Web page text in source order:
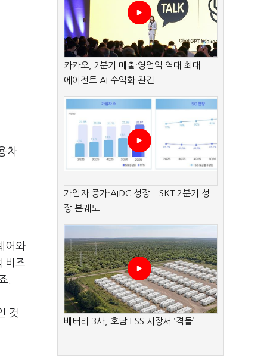
차
어와
비즈
.
것
카카오, 2분기 매출·영업익 역대 최대…
에이전트 AI 수익화 관건
가입자 증가·AIDC 성장…SKT 2분기 성
장 본궤도
배터리 3사, 호남 ESS 시장서 ‘격돌’